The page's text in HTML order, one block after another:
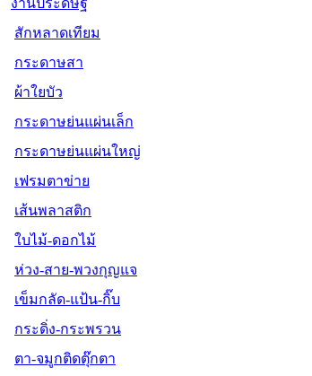
งานประดิษฐ์
สักหลาดเทียม
กระดาษสา
ผ้าใยบัว
กระดาษย่นแผ่นเล็ก
กระดาษย่นแผ่นใหญ่
เฟรมตาข่าย
เส้นพลาสติก
ใบไม้-ดอกไม้
ห่วง-สาย-พวงกุญแจ
เข็มกลัด-แป้น-กิ๊บ
กระดิ่ง-กระพรวน
ตา-จมูกติดตุ๊กตา